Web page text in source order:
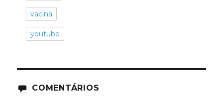
vacina
youtube
COMENTÁRIOS